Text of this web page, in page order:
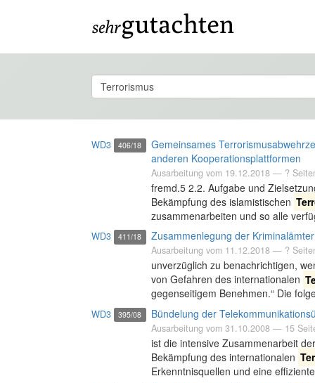
WD3 406/18
Gemeinsames
anderen Kooperationsplattformen
Ausarbeitung vom 19.12.2018 — ?
fremd.5 2.2. Aufgabe und
Bekämpfung des islamistischen
zusammenarbeiten und so alle
WD3 411/18 Zusammenlegung der
Ausarbeitung vom 11.12.2018 — ?
unverzüglich zu benachrichtigen,
von Gefahren des internationalen
gegenseitigem Benehmen.“ Die
WD3 395/08 Bündelung der
Ausarbeitung vom 31.10.2008 — 15
ist die intensive Zusammenarbeit
Bekämpfung des internationalen
Erkenntnisquellen und eine